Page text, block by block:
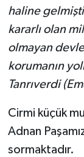
haline
kararlı olan
olmayan
korumanın
Tanrıverdi
Cirmi küçük
Adnan
sormaktadır.